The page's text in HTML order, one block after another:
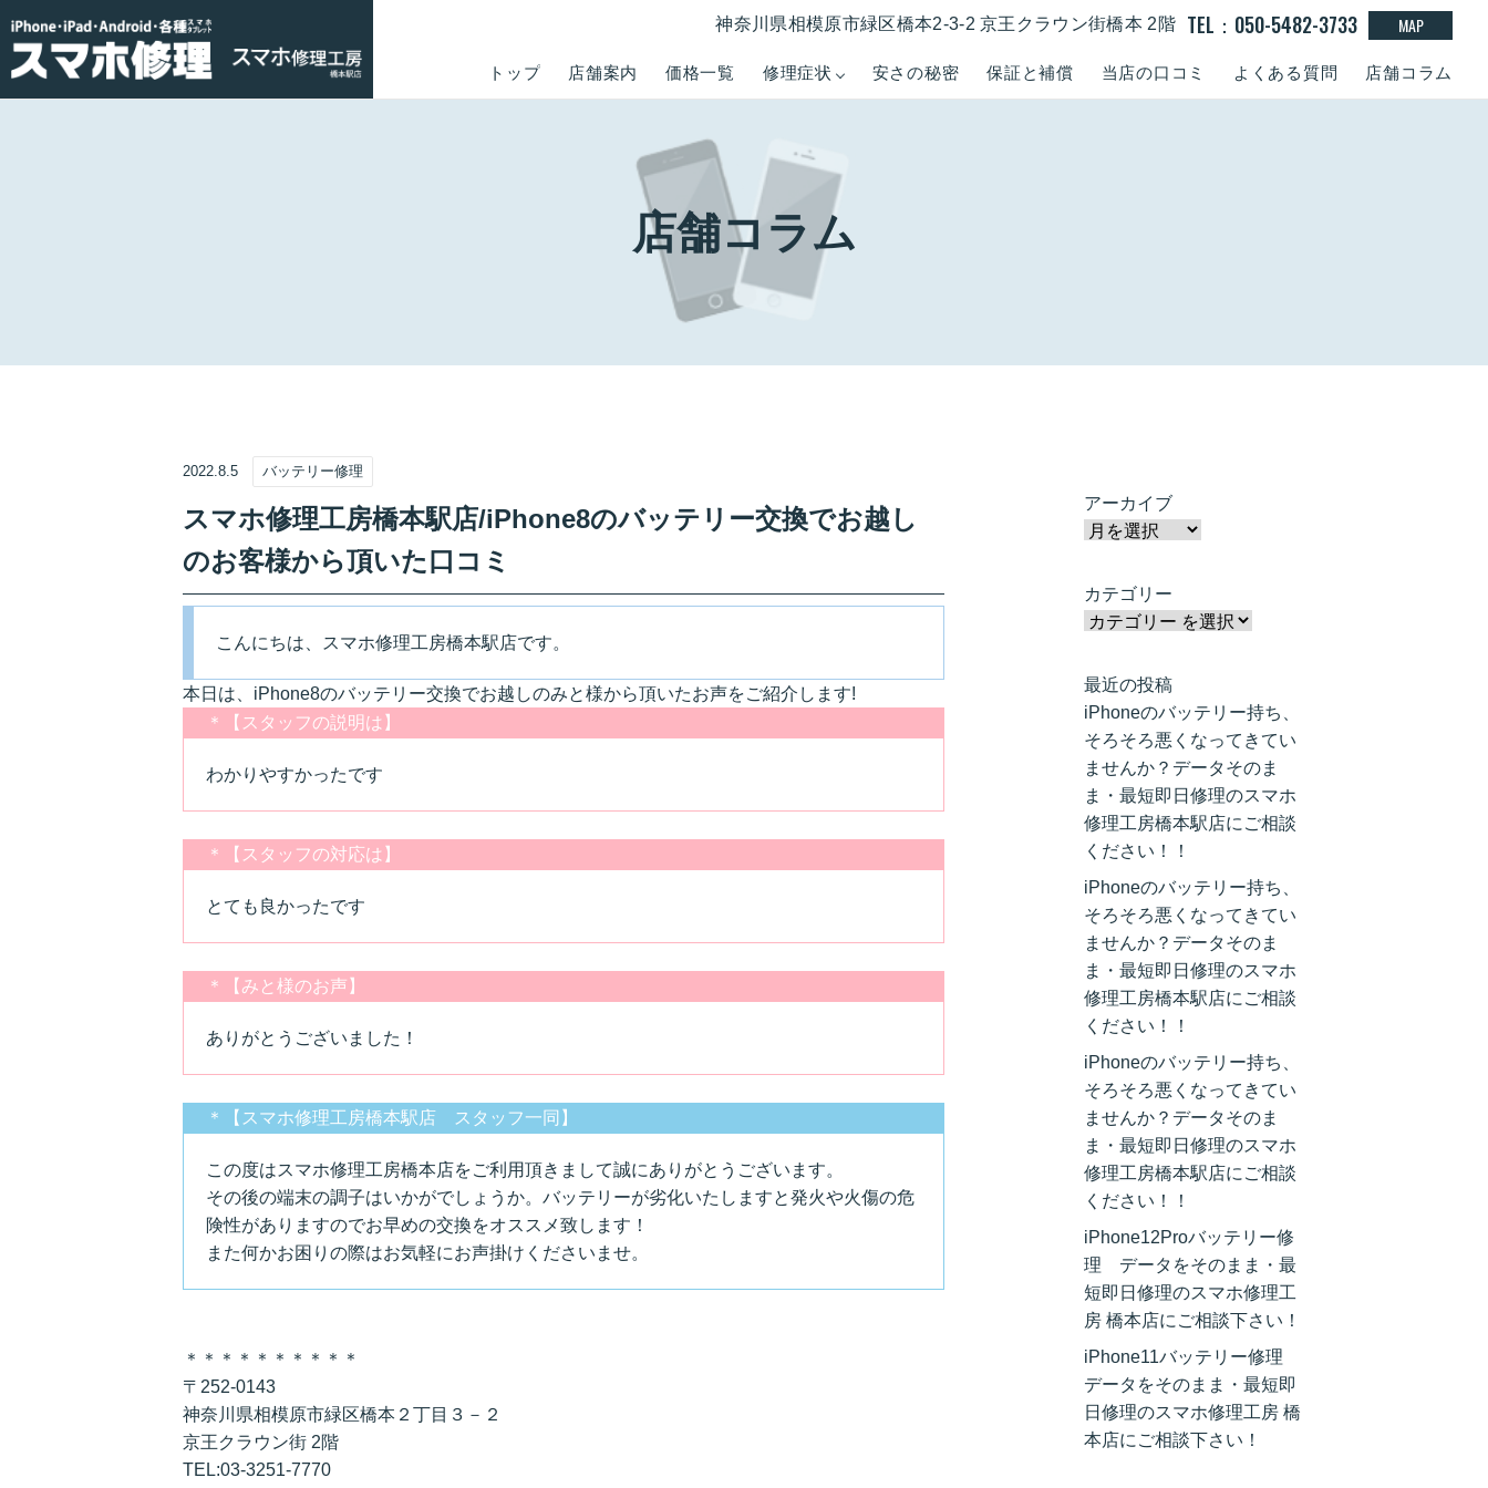
トップ 店舗案内 価格一覧 修理症状 安さの秘密 保証と補償 当店の口コミ よくある質問 店舗コラム
神奈川県相模原市緑区橋本2-3-2 京王クラウン街橋本 2階 TEL：050-5482-3733 MAP
店舗コラム
2022.8.5 バッテリー修理
スマホ修理工房橋本駅店/iPhone8のバッテリー交換でお越し
のお客様から頂いた口コミ
こんにちは、スマホ修理工房橋本駅店です。
本日は、iPhone8のバッテリー交換でお越しのみと様から頂いたお声をご紹介します!
＊【スタッフの説明は】
わかりやすかったです
＊【スタッフの対応は】
とても良かったです
＊【みと様のお声】
ありがとうございました！
＊【スマホ修理工房橋本駅店 スタッフ一同】
この度はスマホ修理工房橋本店をご利用頂きまして誠にありがとうございます。
その後の端末の調子はいかがでしょうか。バッテリーが劣化いたしますと発火や火傷の危
険性がありますのでお早めの交換をオススメ致します！
また何かお困りの際はお気軽にお声掛けくださいませ。
＊＊＊＊＊＊＊＊＊＊
〒252-0143
神奈川県相模原市緑区橋本２丁目３－２
京王クラウン街 2階
TEL:03-3251-7770
アーカイブ
カテゴリー
最近の投稿
iPhoneのバッテリー持ち、
そろそろ悪くなってきてい
ませんか？データそのま
ま・最短即日修理のスマホ
修理工房橋本駅店にご相談
ください！！
iPhoneのバッテリー持ち、
そろそろ悪くなってきてい
ませんか？データそのま
ま・最短即日修理のスマホ
修理工房橋本駅店にご相談
ください！！
iPhoneのバッテリー持ち、
そろそろ悪くなってきてい
ませんか？データそのま
ま・最短即日修理のスマホ
修理工房橋本駅店にご相談
ください！！
iPhone12Proバッテリー修
理 データをそのまま・最
短即日修理のスマホ修理工
房 橋本店にご相談下さい！
iPhone11バッテリー修理
データをそのまま・最短即
日修理のスマホ修理工房 橋
本店にご相談下さい！